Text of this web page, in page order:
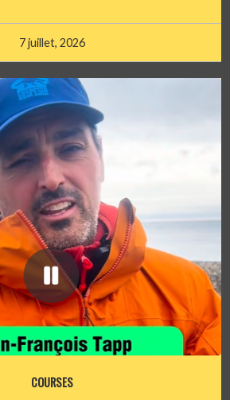
7 juillet, 2026
COURSES